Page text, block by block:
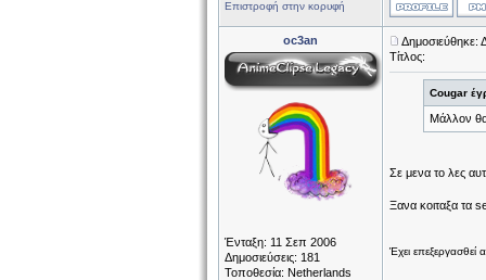
Επιστροφή στην κορυφή
oc3an
Ένταξη: 11 Σεπ 2006
Δημοσιεύσεις: 181
Τοποθεσία: Netherlands
Δημοσιεύθηκε:
Τίτλος:
Cougar
Μάλλον θα
Σε μενα το λες
Ξανα κοιταξα τα
Έχει